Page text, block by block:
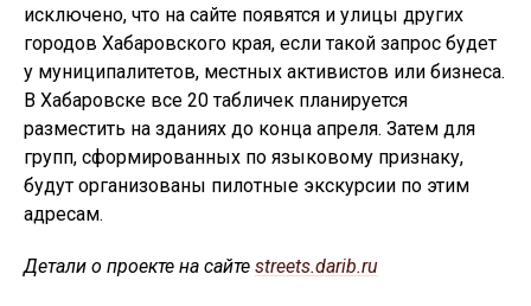
исключено, что на сайте появятся и улицы других
городов Хабаровского края, если такой запрос будет
у муниципалитетов, местных активистов или бизнеса.
В Хабаровске все 20 табличек планируется
разместить на зданиях до конца апреля. Затем для
групп, сформированных по языковому признаку,
будут организованы пилотные экскурсии по этим
адресам.
Детали о проекте на сайте streets.darib.ru